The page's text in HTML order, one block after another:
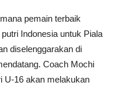
pemain terbaik
Indonesia untuk Piala
diselenggarakan di
Coach Mochi
U-16 akan melakukan